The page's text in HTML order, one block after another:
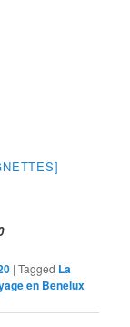
|Tagged La
en Benelux